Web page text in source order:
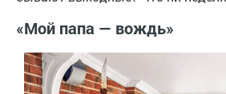
«Мой папа — вождь»